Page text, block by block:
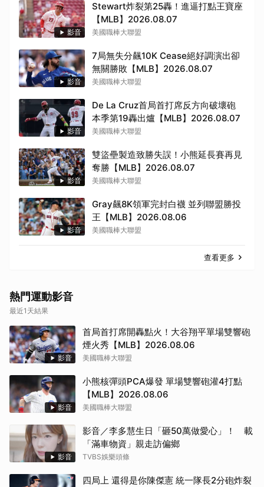
影音
Stewart炸裂第25轟！進逼打點王寶座
【MLB】2026.08.07
美國職棒大聯盟
影音
7局無失分飆10K Cease絕好調演出卻
無關勝敗【MLB】2026.08.07
美國職棒大聯盟
影音
De La Cruz首局首打席反方向破壞砲
本季第19轟出爐【MLB】2026.08.07
美國職棒大聯盟
影音
雙盜壘製造致勝失誤！小熊延長賽再見
奪勝【MLB】2026.08.07
美國職棒大聯盟
影音
Gray飆8K領軍完封白襪 並列聯盟勝投
王【MLB】2026.08.06
美國職棒大聯盟
查看更多
熱門運動影音
最近1天結果
影音
首局首打席開轟點火！大谷翔平單場雙響砲
煙火秀【MLB】2026.08.06
美國職棒大聯盟
影音
小熊核彈頭PCA爆發 單場雙響砲灌4打點
【MLB】2026.08.06
美國職棒大聯盟
影音
影音／李多慧生日「砸50萬做愛心」！ 載
「滿車物資」親走訪偏鄉
TVBS娛樂頭條
四局上 還得是你陳傑憲 統一隊長2分砲炸裂